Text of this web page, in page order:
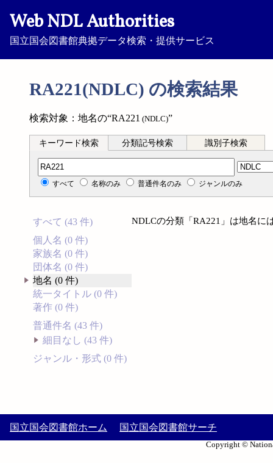
Web NDL Authorities
国立国会図書館典拠データ検索・提供サービス
RA221(NDLC) の検索結果
検索対象：地名の“RA221 (NDLC)”
キーワード検索 分類記号検索 識別子検索
分類記号検索
すべて 名称のみ 普通件名のみ ジャンルのみ
すべて (43 件)
個人名 (0 件)
家族名 (0 件)
団体名 (0 件)
地名 (0 件)
統一タイトル (0 件)
著作 (0 件)
普通件名 (43 件)
細目なし (43 件)
ジャンル・形式 (0 件)
NDLCの分類「RA221」は地名に
国立国会図書館ホーム 国立国会図書館サーチ
Copyright ©